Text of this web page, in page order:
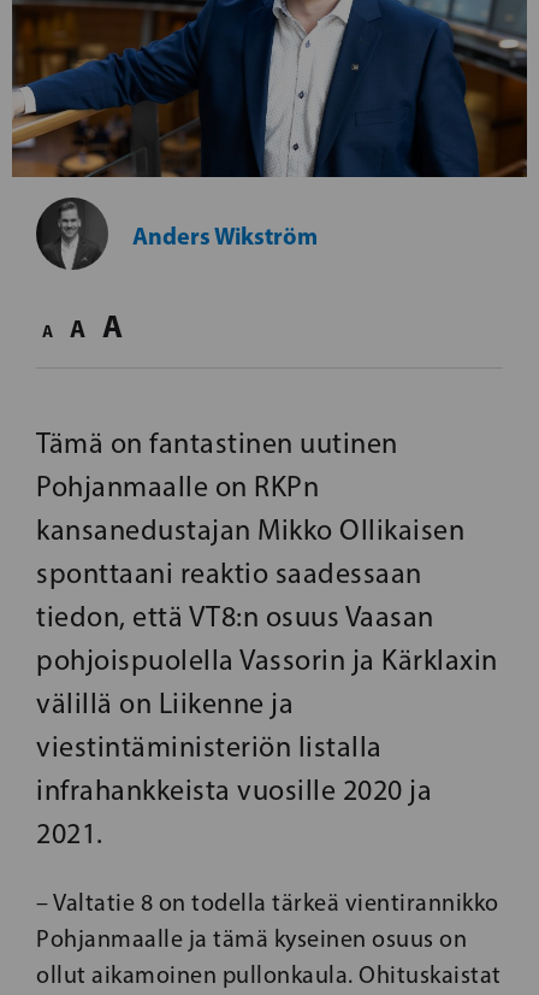
Anders Wikström
A A A
Tämä on fantastinen uutinen
Pohjanmaalle on RKPn
kansanedustajan Mikko Ollikaisen
sponttaani reaktio saadessaan
tiedon, että VT8:n osuus Vaasan
pohjoispuolella Vassorin ja Kärklaxin
välillä on Liikenne ja
viestintäministeriön listalla
infrahankkeista vuosille 2020 ja
2021.
– Valtatie 8 on todella tärkeä vientirannikko
Pohjanmaalle ja tämä kyseinen osuus on
ollut aikamoinen pullonkaula. Ohituskaistat